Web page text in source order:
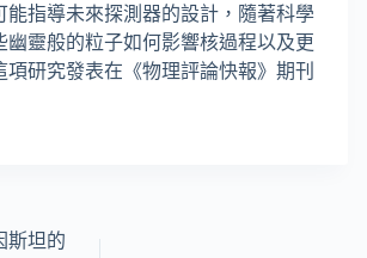
能指導未來探測器的設計，隨著科學
幽靈般的粒子如何影響核過程以及更
項研究發表在《物理評論快報》期刊
斯坦的